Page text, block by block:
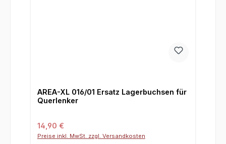
AREA-XL 016/01 Ersatz Lagerbuchsen für
Querlenker
Regulärer Preis:
14,90 €
Preise inkl. MwSt. zzgl. Versandkosten